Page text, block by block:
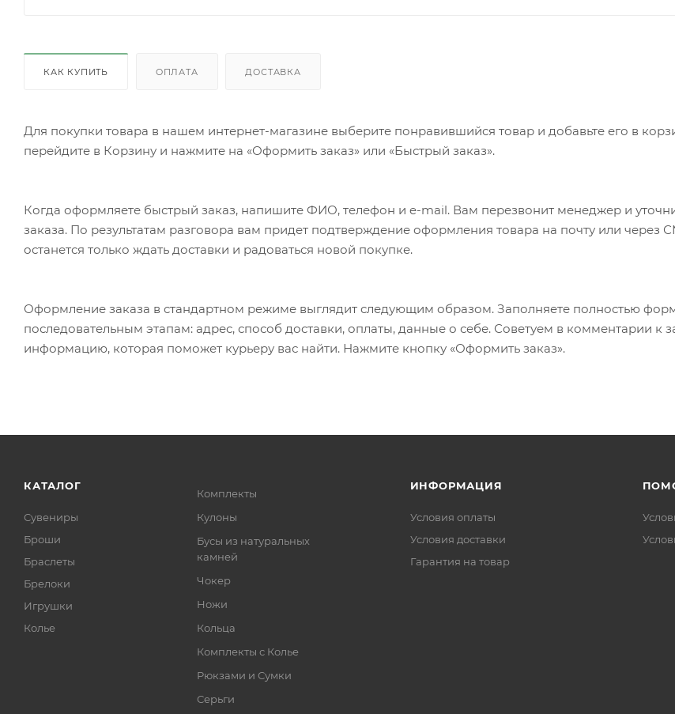
КАК КУПИТЬ ОПЛАТА ДОСТАВКА
Для покупки товара в нашем интернет-магазине выберите понравившийся товар и добавьте его в
перейдите в Корзину и нажмите на «Оформить заказ» или «Быстрый заказ».
Когда оформляете быстрый заказ, напишите ФИО, телефон и e-mail. Вам перезвонит менеджер и
заказа. По результатам разговора вам придет подтверждение оформления товара на почту или через
останется только ждать доставки и радоваться новой покупке.
Оформление заказа в стандартном режиме выглядит следующим образом. Заполняете полностью
последовательным этапам: адрес, способ доставки, оплаты, данные о себе. Советуем в комментарии к
информацию, которая поможет курьеру вас найти. Нажмите кнопку «Оформить заказ».
КАТАЛОГ
Сувениры
Броши
Браслеты
Брелоки
Игрушки
Колье
Комплекты
Кулоны
Бусы из натуральных
камней
Чокер
Ножи
Кольца
Комплекты с Колье
Рюкзами и Сумки
Серьги
ИНФОРМАЦИЯ
Условия оплаты
Условия доставки
Гарантия на товар